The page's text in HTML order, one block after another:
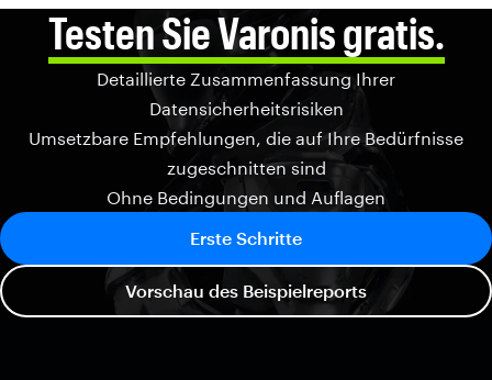
Testen Sie Varonis gratis.
Detaillierte Zusammenfassung Ihrer
Datensicherheitsrisiken
Umsetzbare Empfehlungen, die auf Ihre Bedürfnisse
zugeschnitten sind
Ohne Bedingungen und Auflagen
Erste Schritte
Vorschau des Beispielreports